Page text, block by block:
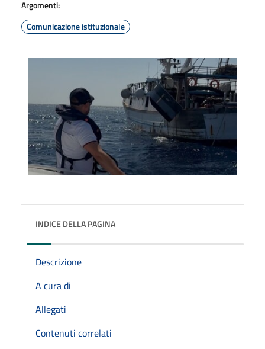
Argomenti:
Comunicazione istituzionale
INDICE DELLA PAGINA
Descrizione
A cura di
Allegati
Contenuti correlati